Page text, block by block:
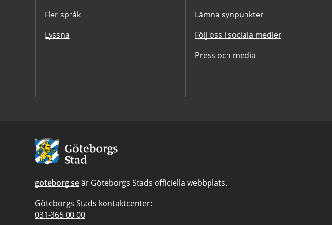
Fler språk
Lyssna
Lämna synpunkter
Följ oss i sociala medier
Press och media
Avsändare:
Göteborgs
Stad
goteborg.seär Göteborgs Stads officiella webbplats.
Göteborgs Stads kontaktcenter:
Telefonnummer
031-365 00 00